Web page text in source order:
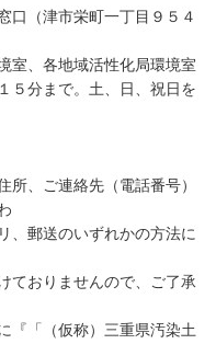
（津市栄町一丁目９５４
、各地域活性化局環境室
分まで。土、日、祝日を
、ご連絡先（電話番号）
、郵送のいずれかの方法に
おりませんので、ご了承
「（仮称）三重県汚染土